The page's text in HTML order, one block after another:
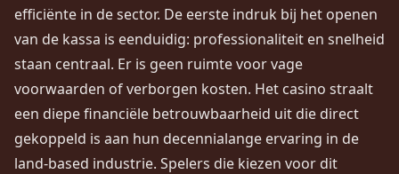
efficiënte in de sector. De eerste indruk bij het openen
van de kassa is eenduidig: professionaliteit en snelheid
staan centraal. Er is geen ruimte voor vage
voorwaarden of verborgen kosten. Het casino straalt
een diepe financiële betrouwbaarheid uit die direct
gekoppeld is aan hun decennialange ervaring in de
land-based industrie. Spelers die kiezen voor dit